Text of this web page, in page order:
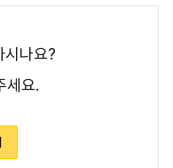
시나요?
세요.